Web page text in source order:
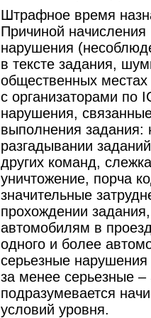
Штрафное время
Причиной начисления
нарушения
в тексте задания,
общественных
с организаторами по
нарушения,
выполнения
разгадывании
других команд,
уничтожение, порча
значительные
прохождении
автомобилям в
одного и более
серьезные
за менее серьезные –
подразумевается
условий уровня.